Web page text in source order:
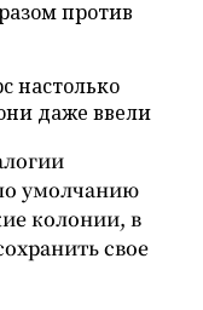
против
настолько
даже ввели
умолчанию
колонии, в
свое